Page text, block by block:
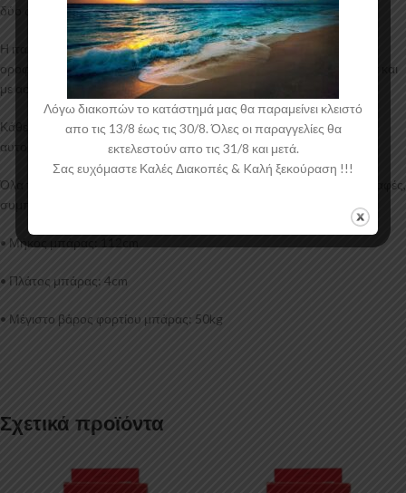
δύο σιδερένιες μπάρες οροφής και τις βάσεις-πόδια τους (4).
Η ιταλική εταιρία CAM δημιουργεί ολοκληρωμένα πακέτα μπαρών
οροφής, σειρά TOTUS, τα οποία μπορούν να τοποθετηθούν εύκολα και
με ασφάλεια από εσάς.
Κάθε κιτ αναπτύσσεται και σχεδιάζεται ξεχωριστά για κάθε μοντέλο
αυτοκίνητου.
Όλα τα προϊόντα της CAM πληρούν όλες τις Ευρωπαϊκές προδιαγραφές,
συμπεριλαμβανομένου και T.U.V.
• Μήκος μπάρας: 112cm
• Πλάτος μπάρας: 4cm
• Μέγιστο βάρος φορτίου μπάρας: 50kg
Σχετικά προϊόντα
Λόγω διακοπών το κατάστημά μας θα παραμείνει κλειστό
απο τις 13/8 έως τις 30/8. Όλες οι παραγγελίες θα
εκτελεστούν απο τις 31/8 και μετά.
Σας ευχόμαστε Καλές Διακοπές & Kαλή ξεκούραση !!!